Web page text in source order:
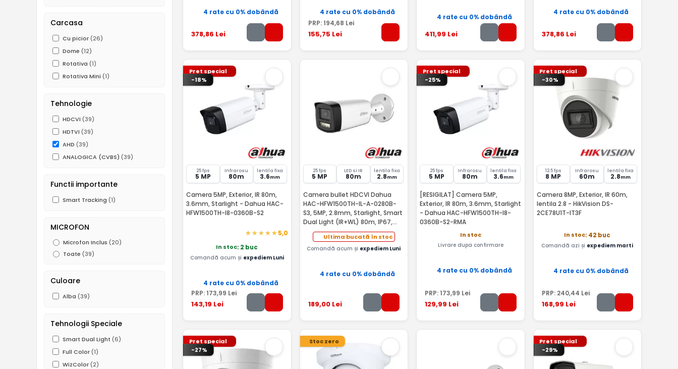
Carcasa
Cu picior (26)
Dome (12)
Rotativa (1)
Rotativa Mini (1)
Tehnologie
HDCVI (39)
HDTVI (39)
AHD (39)
ANALOGICA (CVBS) (39)
Functii importante
Smart Tracking (1)
MICROFON
Microfon Inclus (20)
Toate (39)
Culoare
Alba (39)
Tehnologii Speciale
Smart Dual Light (6)
Full Color (1)
WizColor (2)
4 rate cu 0% dobândă
378,86 Lei
4 rate cu 0% dobândă
PRP: 194,68 Lei
155,75 Lei
4 rate cu 0% dobândă
411,99 Lei
4 rate cu 0% dobândă
378,86 Lei
Pret special
-18%
25 fps
5 MP
Infrarosu
80m
lentila fixa
3.6mm
Camera 5MP, Exterior, IR 80m,
3.6mm, Starlight - Dahua HAC-
HFW1500TH-I8-0360B-S2
5,0
In stoc: 2 buc
Comandă acum și expediem Luni
4 rate cu 0% dobândă
PRP: 173,99 Lei
143,19 Lei
25 fps
5 MP
LED si IR
80m
lentila fixa
2.8mm
Camera bullet HDCVI Dahua
HAC-HFW1500TH-IL-A-0280B-
S3, 5MP, 2.8mm, Starlight, Smart
Dual Light (IR+WL) 80m, IP67,
microfon incorporat
Ultima bucată în stoc
Comandă acum și expediem Luni
4 rate cu 0% dobândă
189,00Lei
Pret special
-25%
25 fps
5 MP
Infrarosu
80m
lentila fixa
3.6mm
[RESIGILAT] Camera 5MP,
Exterior, IR 80m, 3.6mm, Starlight
- Dahua HAC-HFW1500TH-I8-
0360B-S2-RMA
In stoc
Livrare dupa confirmare
4 rate cu 0% dobândă
PRP: 173,99 Lei
129,99 Lei
Pret special
-30%
12.5 fps
8 MP
Infrarosu
60m
lentila fixa
2.8mm
Camera 8MP, Exterior, IR 60m,
lentila 2.8 - HikVision DS-
2CE78U1T-IT3F
In stoc: 42 buc
Comandă azi și expediem marti
4 rate cu 0% dobândă
PRP: 240,44 Lei
168,99 Lei
Pret special
-27%
Stoc zero
Pret special
-29%